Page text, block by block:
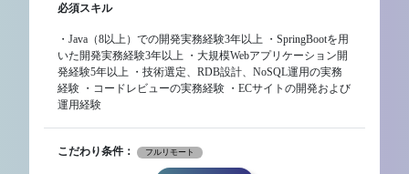
必須スキル
・Java（8以上）での開発実務経験3年以上 ・SpringBootを用
いた開発実務経験3年以上 ・大規模Webアプリケーション開
発経験5年以上 ・技術選定、RDB設計、NoSQL運用の実務
経験 ・コードレビューの実務経験 ・ECサイトの開発および
運用経験
こだわり条件： フルリモート